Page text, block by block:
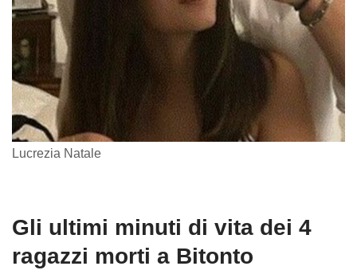
Lucrezia Natale
Gli ultimi minuti di vita dei 4
ragazzi morti a Bitonto